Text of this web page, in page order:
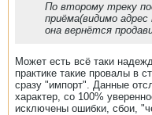
По второму треку
приёма(видимо адрес
она вернётся
Может есть всё таки
практике такие провалы в
сразу "импорт". Данные
характер, со 100%
исключены ошибки, сбои,